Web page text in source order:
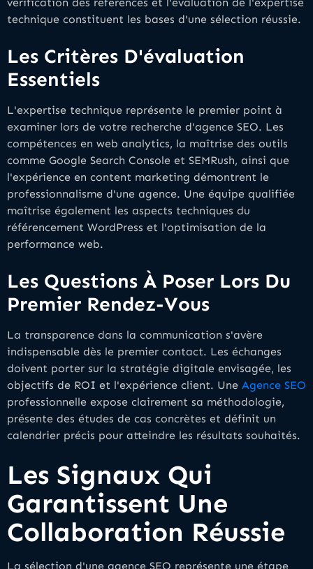
vérification des références et l'évaluation de l'expertise
technique constituent les bases d'une sélection réussie.
Les Critères D'évaluation
Essentiels
L'expertise technique représente le premier point à
examiner lors de votre recherche d'agence SEO. Les
compétences en web analytics, la maîtrise des outils
comme Google Search Console et SEMRush, ainsi que
l'expérience en content marketing démontrent le
professionnalisme d'une agence. Une équipe qualifiée
maîtrise également les aspects techniques du
référencement WordPress et l'optimisation de la
performance web.
Les Questions À Poser Lors Du
Premier Rendez-Vous
La transparence dans la communication s'avère
indispensable dès le premier contact. Les échanges
doivent porter sur la stratégie digitale envisagée, les
objectifs de ROI et l'expérience client. Une Agence SEO
professionnelle expose clairement sa méthodologie,
présente des études de cas concrètes et définit un
calendrier précis pour atteindre les résultats souhaités.
Les Signaux Qui
Garantissent Une
Collaboration Réussie
La sélection d'une agence SEO représente une étape